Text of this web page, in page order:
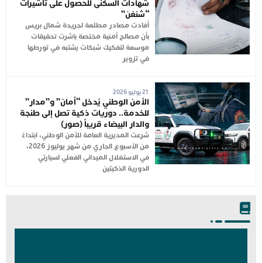
شهادات السكنى للحصول على تأشيرات
“شنغن”
أفادت مصادر مطلعة لجريدة شمال بريس
بأن مصالح أمنية مختصة باشرت تحقيقات
موسعة لتفكيك شبكات يشتبه في تورطها
في تزوير
21 يوليو 2026
الأمن الوطني يُدخل “أمان” و”مدار”
للخدمة.. دوريات ذكية تصل إلى طنجة
والدار البيضاء قريباً (صور)
شرعت المديرية العامة للأمن الوطني، ابتداءً
من الأسبوع الجاري من شهر يوليوز 2026،
في الاستغلال الميداني الفعلي لسيارتي
الدورية الذكيتين